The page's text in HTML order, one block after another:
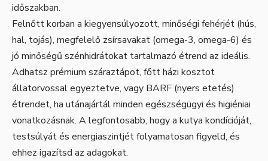
időszakban.
Felnőtt korban a kiegyensúlyozott, minőségi fehérjét (hús,
hal, tojás), megfelelő zsírsavakat (omega-3, omega-6) és
jó minőségű szénhidrátokat tartalmazó étrend az ideális.
Adhatsz prémium száraztápot, főtt házi kosztot
állatorvossal egyeztetve, vagy BARF (nyers etetés)
étrendet, ha utánajártál minden egészségügyi és higiéniai
vonatkozásnak. A legfontosabb, hogy a kutya kondícióját,
testsúlyát és energiaszintjét folyamatosan figyeld, és
ehhez igazítsd az adagokat.